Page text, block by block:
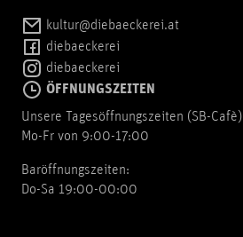
kultur@diebaeckerei.at
diebaeckerei
diebaeckerei
ÖFFNUNGSZEITEN
Unsere Tagesöffnungszeiten (SB-Cafè)
Mo-Fr von 9:00-17:00
Baröffnungszeiten:
Do-Sa 19:00-00:00